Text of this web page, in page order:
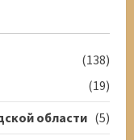
(138)
(19)
области (5)